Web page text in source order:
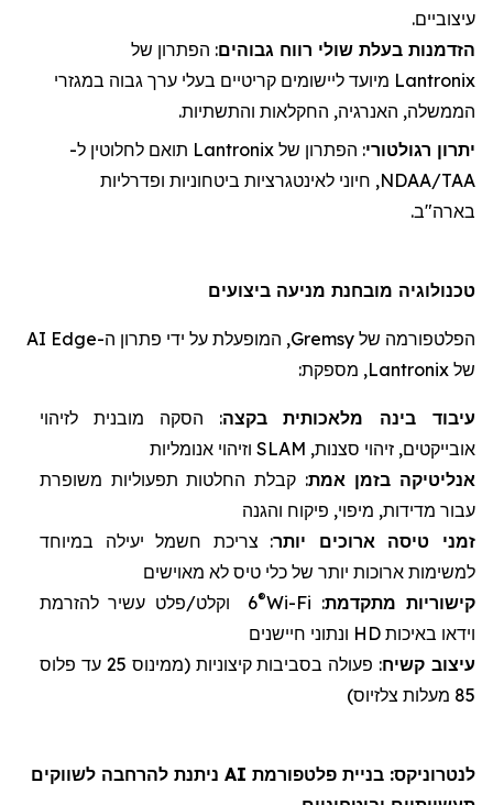
עיצוביים.
הזדמנות בעלת שולי רווח גבוהים: הפתרון של
Lantronix מיועד ליישומים קריטיים בעלי ערך גבוה במגזרי
הממשלה, האנרגיה, החקלאות והתשתיות.
יתרון רגולטורי: הפתרון של Lantronix תואם לחלוטין ל-
NDAA/TAA, חיוני לאינטגרציות ביטחוניות ופדרליות
בארה"ב.
טכנולוגיה מובחנת מניעה ביצועים
הפלטפורמה של Gremsy, המופעלת על ידי פתרון ה-Edge
AI
של Lantronix, מספקת:
עיבוד בינה מלאכותיתבקצה: הסקה מובנית לזיהוי
אובייקטים, זיהוי סצנות, SLAM וזיהוי אנומליות
אנליטיקה בזמן אמת: קבלת החלטות תפעוליות משופרת
עבור מדידות, מיפוי, פיקוח והגנה
זמני טיסה ארוכים יותר: צריכת חשמל יעילה במיוחד
למשימות ארוכות יותר של כלי טיס לא מאוישים
קישוריות מתקדמת:
Wi-Fi
®
6
וקלט/פלט עשיר להזרמת
וידאו באיכות HD ונתוני חיישנים
עיצוב קשיח: פעולה בסביבות קיצוניות (
ממינוס 25 עד פלוס
85 מעלות צלזיוס)
לנטרוניקס
: בניית פלטפורמת AI ניתנת להרחבה לשווקים